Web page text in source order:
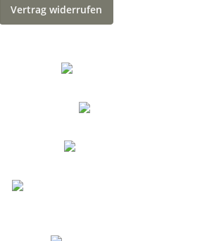
Vertrag widerrufen